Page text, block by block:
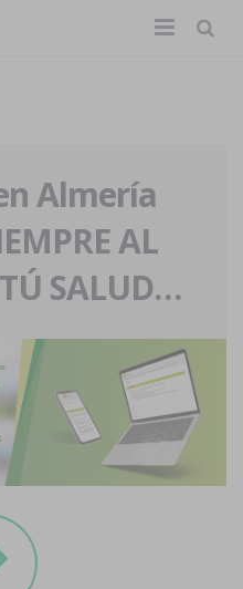
Almería
AL
SALUD…